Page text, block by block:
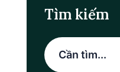
Tìm kiếm